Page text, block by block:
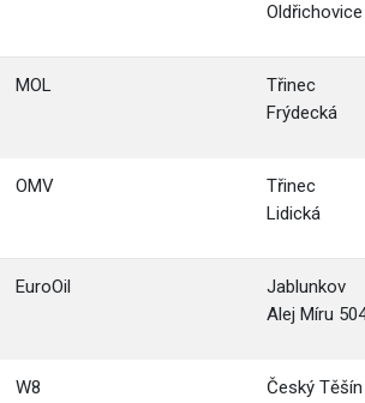
MOL
Třinec
Frýdecká
OMV
Třinec
Lidická
EuroOil
Jablunkov
Alej Míru
W8
Český Těšín